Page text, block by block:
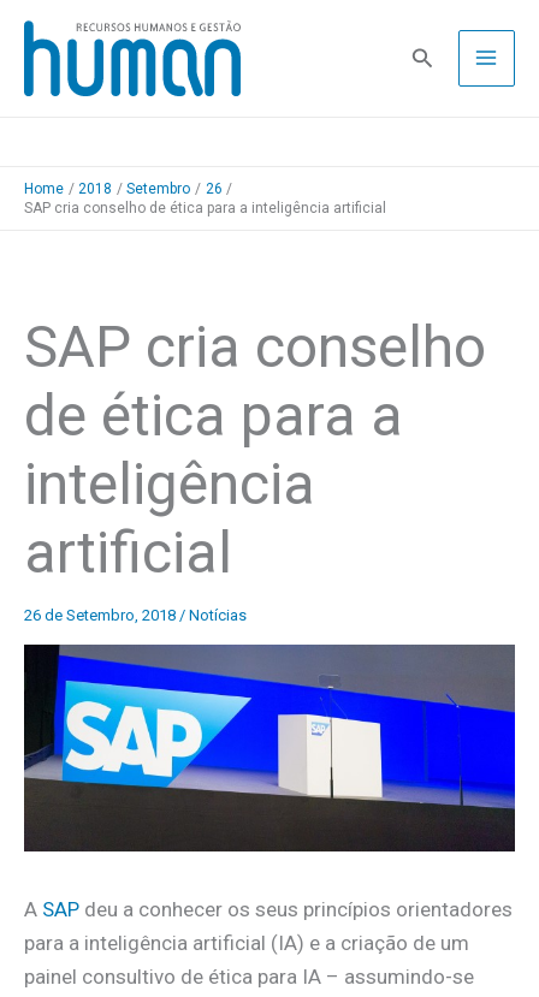
Skip
content
Pesquisa
Home 2018 Setembro
26
SAP cria conselho de ética para a inteligência artificial
SAP cria conselho
de ética para a
inteligência
artificial
26 de Setembro, 2018 / Notícias
A SAP deu a conhecer os seus princípios orientadores
para a inteligência artificial (IA) e a criação de um
painel consultivo de ética para IA – assumindo-se